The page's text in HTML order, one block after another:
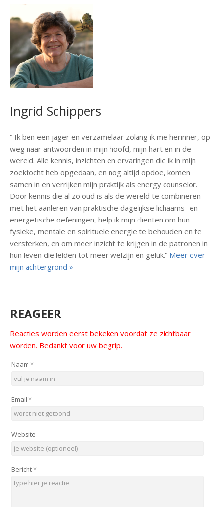
Ingrid Schippers
“ Ik ben een jager en verzamelaar zolang ik me herinner, op
weg naar antwoorden in mijn hoofd, mijn hart en in de
wereld. Alle kennis, inzichten en ervaringen die ik in mijn
zoektocht heb opgedaan, en nog altijd opdoe, komen
samen in en verrijken mijn praktijk als energy counselor.
Door kennis die al zo oud is als de wereld te combineren
met het aanleren van praktische dagelijkse lichaams- en
energetische oefeningen, help ik mijn cliënten om hun
fysieke, mentale en spirituele energie te behouden en te
versterken, en om meer inzicht te krijgen in de patronen in
hun leven die leiden tot meer welzijn en geluk.” Meer over
mijn achtergrond »
REAGEER
Reacties worden eerst bekeken voordat ze zichtbaar
worden. Bedankt voor uw begrip.
Naam *
Email *
Website
Bericht*